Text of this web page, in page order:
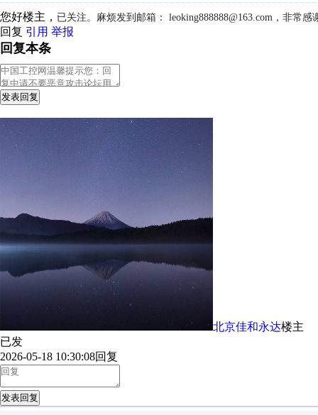
您好楼主， 已关注。麻烦发到邮箱： leoking888888@163.com，非常感
回复 引用 举报
回复本条
发表回复
北京佳和永达楼主
已发
2026-05-18 10:30:08回复
发表回复